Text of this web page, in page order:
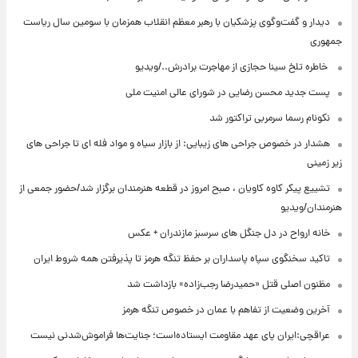
دیدار و گفت‌وگوی پزشکیان با رهبر معظم انقلاب همزمان با سومین سال ریاست
جمهوری
⁨ خاطره تلخ سینا حجازی از مهاجرت برادرش../ویدیو
پست جدید محسن رضایی در شورای عالی امنیت ملی
نکونام رسما سرمربی تراکتور شد
هشدار در خصوص جراحی های زیبایی: از بازار سیاه و مواد فله ای تا جراحی های
زیر زمینی
تشییع پیکر کاوه کاویان ، صبح امروز در قطعه هنرمندان برگزار شد/حضور جمعی از
هنرمندان/ویدیو
خانه ارواح در دل جنگل های سرسبز مازندران + عکس
تاکید سخنگوی سپاه پاسداران بر حفظ تنگه هرمز تا پذیرفتن همه شروط ایران
مظنون اصلی قتل «حمیدرضا رجب‌زاده» بازداشت شد
آخرین وضعیت از تفاهم با عمان در خصوص تنگه هرمز
عراقچی:ایران پای عهد مقاومت ایستاده‌است؛ جنایت‌ها فراموش‌شدنی نیست